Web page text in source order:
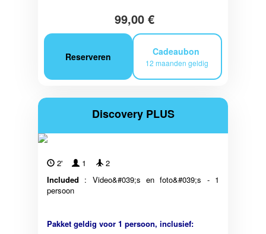
99,00 €
Reserveren Cadeaubon
12 maanden geldig
Discovery PLUS
2' 1
2
Included : Video&#039;s en foto&#039;s - 1
persoon
Pakket geldig voor 1 persoon, inclusief: